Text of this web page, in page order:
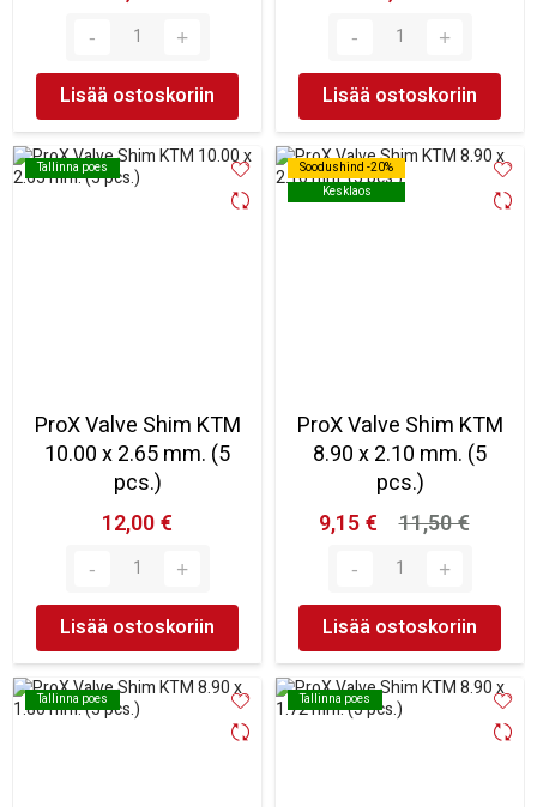
Lisää ostoskoriin Lisää ostoskoriin
Tallinna poes
Tallinna poes
ProX Valve Shim KTM
10.00 x 2.65 mm. (5
pcs.)
12,00 €
Lisää ostoskoriin
Soodushind -20%
Kesklaos
Soodushind -20%
Kesklaos
ProX Valve Shim KTM
8.90 x 2.10 mm. (5
pcs.)
9,15 €
11,50 €
Lisää ostoskoriin
Tallinna poes
Tallinna poes Tallinna poes
Tallinna poes